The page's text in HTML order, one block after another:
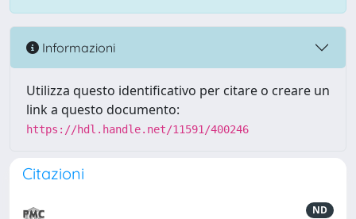
Informazioni
Utilizza questo identificativo per citare o creare un
link a questo documento:
https://hdl.handle.net/11591/400246
Citazioni
ND